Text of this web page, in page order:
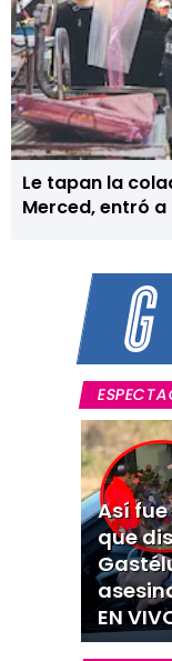
Le tapan la
Merced, entró
Así
que
EN